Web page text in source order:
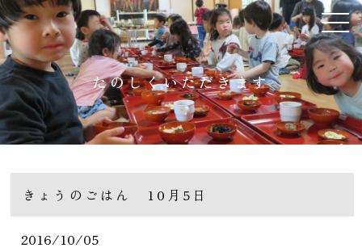
たのしくいただきます
きょうのごはん 10月5日
2016/10/05